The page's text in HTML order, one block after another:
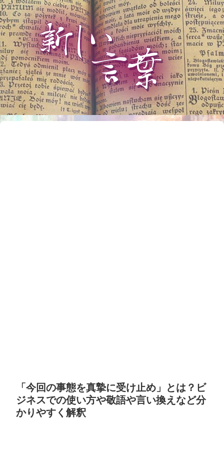
「今回の事態を真摯に受け止め」とは？ビ
ジネスでの使い方や敬語や言い換えなど分
かりやすく解釈